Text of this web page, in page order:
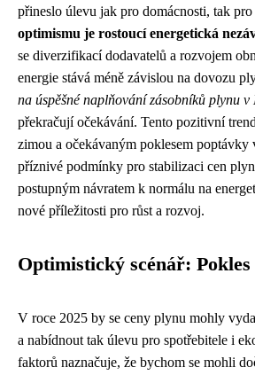
přineslo úlevu jak pro domácnosti, tak
optimismu je rostoucí energetická
se diverzifikací dodavatelů a rozvojem
energie stává méně závislou na dovozu
na úspěšné naplňování zásobníků plynu v
překračují očekávání. Tento pozitivní
zimou a očekávaným poklesem
příznivé podmínky pro stabilizaci cen
postupným návratem k normálu na
nové příležitosti pro růst a rozvoj.
Optimistický scénář: Pokles
V roce 2025 by se ceny plynu mohly
a nabídnout tak úlevu pro spotřebitele i
faktorů naznačuje, že bychom se mohli